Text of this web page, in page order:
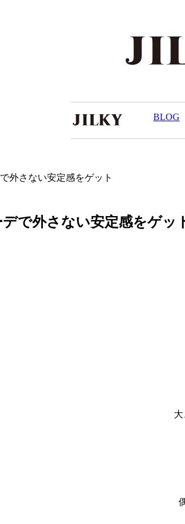
BLOG
外さない安定感をゲット
で外さない安定感をゲッ